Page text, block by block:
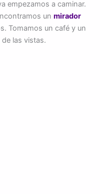
empezamos a caminar.
un mirador
Tomamos un café y un
las vistas.